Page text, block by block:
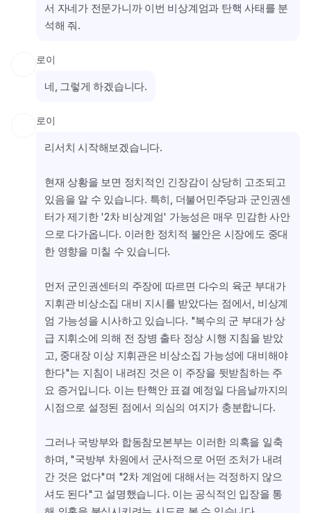
서 자네가 전문가니까 이번 비상계엄과 탄핵 사태를 분
석해 줘.
로이
네, 그렇게 하겠습니다.
로이
리서치 시작해보겠습니다.
현재 상황을 보면 정치적인 긴장감이 상당히 고조되고
있음을 알 수 있습니다. 특히, 더불어민주당과 군인권센
터가 제기한 '2차 비상계엄' 가능성은 매우 민감한 사안
으로 다가옵니다. 이러한 정치적 불안은 시장에도 중대
한 영향을 미칠 수 있습니다.
먼저 군인권센터의 주장에 따르면 다수의 육군 부대가
지휘관 비상소집 대비 지시를 받았다는 점에서, 비상계
엄 가능성을 시사하고 있습니다. "복수의 군 부대가 상
급 지휘소에 의해 전 장병 출타 정상 시행 지침을 받았
고, 중대장 이상 지휘관은 비상소집 가능성에 대비해야
한다"는 지침이 내려진 것은 이 주장을 뒷받침하는 주
요 증거입니다. 이는 탄핵안 표결 예정일 다음날까지의
시점으로 설정된 점에서 의심의 여지가 충분합니다.
그러나 국방부와 합동참모본부는 이러한 의혹을 일축
하며, "국방부 차원에서 군사적으로 어떤 조처가 내려
간 것은 없다"며 "2차 계엄에 대해서는 걱정하지 않으
셔도 된다"고 설명했습니다. 이는 공식적인 입장을 통